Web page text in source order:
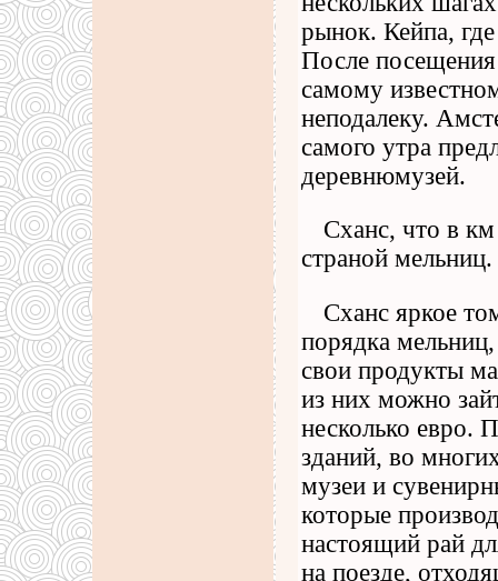
рынок. Кейпа,
После посещения
самому
неподалеку.
самого утра
деревнюмузей.
Сханс, что в
страной мельниц.
Сханс яркое
порядка
свои продукты
из них можно
несколько евро.
зданий, во
музеи и
которые
настоящий рай
на поезде,